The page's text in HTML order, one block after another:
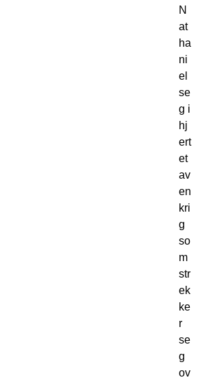
N
at
ha
ni
el
se
g i
hj
ert
et
av
en
kri
g
so
m
str
ek
ke
r
se
g
ov